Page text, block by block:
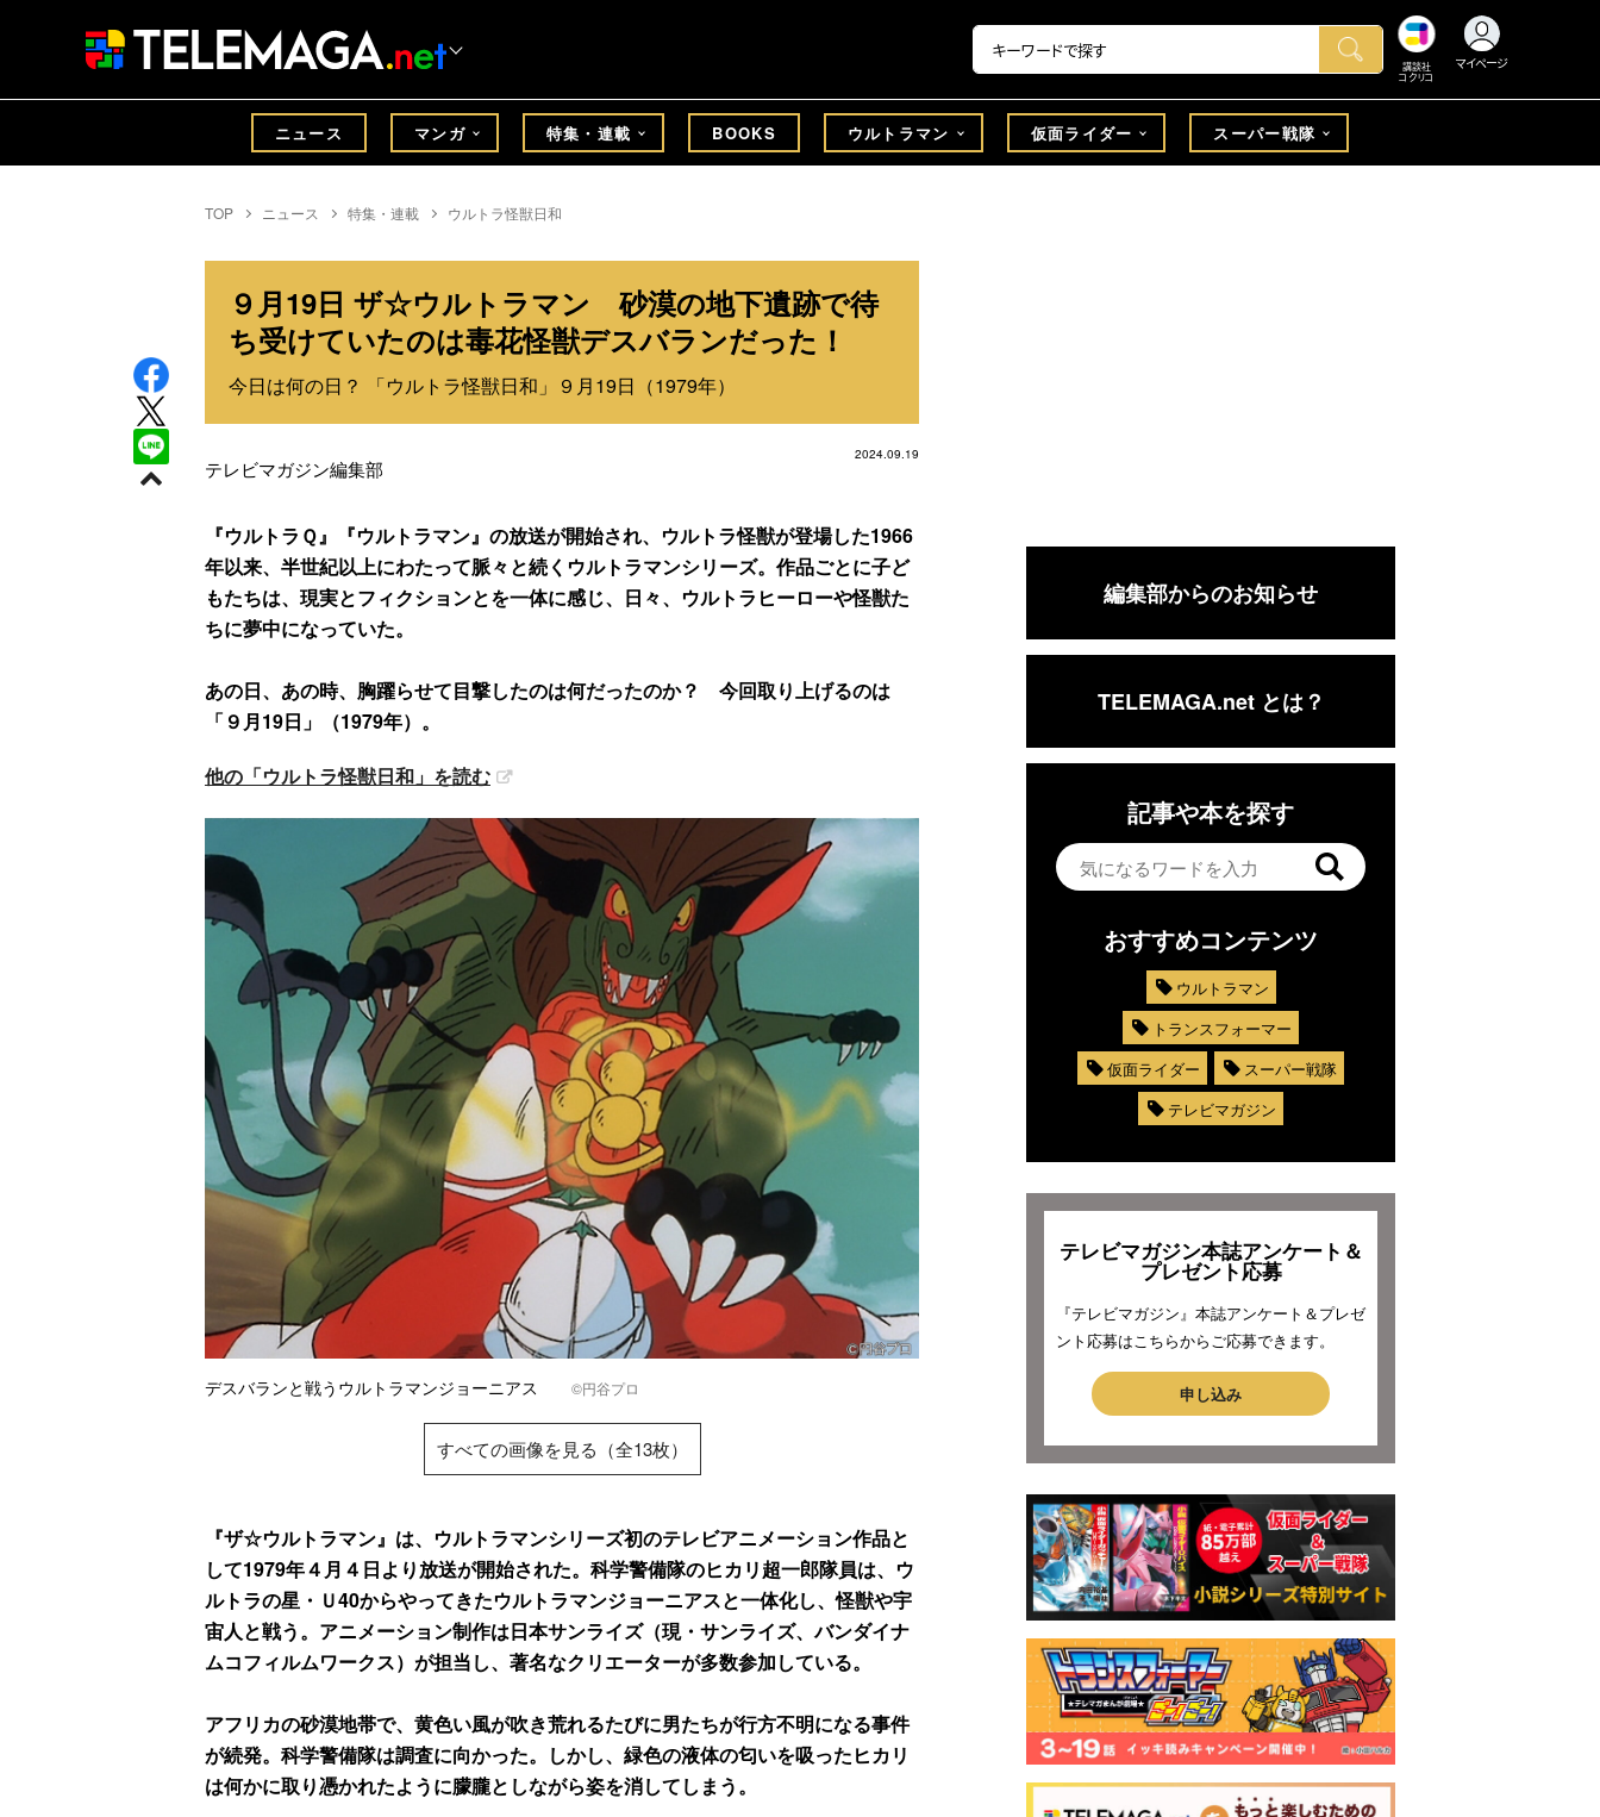
講談社
コクリコ
マイページ
ニュース マンガ 特集・連載 BOOKS ウルトラマン 仮面ライダー スーパー戦隊
TOP ニュース 特集・連載 ウルトラ怪獣日和
９月19日 ザ☆ウルトラマン 砂漠の地下遺跡で待
ち受けていたのは毒花怪獣デスバランだった！
今日は何の日？ 「ウルトラ怪獣日和」９月19日（1979年）
2024.09.19
テレビマガジン編集部
『ウルトラＱ』『ウルトラマン』の放送が開始され、ウルトラ怪獣が登場した1966
年以来、半世紀以上にわたって脈々と続くウルトラマンシリーズ。作品ごとに子ど
もたちは、現実とフィクションとを一体に感じ、日々、ウルトラヒーローや怪獣た
ちに夢中になっていた。
あの日、あの時、胸躍らせて目撃したのは何だったのか？ 今回取り上げるのは
「９月19日」（1979年）。
他の「ウルトラ怪獣日和」を読む
デスバランと戦うウルトラマンジョーニアス ©円谷プロ
すべての画像を見る（全13枚）
『ザ☆ウルトラマン』は、ウルトラマンシリーズ初のテレビアニメーション作品と
して1979年４月４日より放送が開始された。科学警備隊のヒカリ超一郎隊員は、ウ
ルトラの星・Ｕ40からやってきたウルトラマンジョーニアスと一体化し、怪獣や宇
宙人と戦う。アニメーション制作は日本サンライズ（現・サンライズ、バンダイナ
ムコフィルムワークス）が担当し、著名なクリエーターが多数参加している。
アフリカの砂漠地帯で、黄色い風が吹き荒れるたびに男たちが行方不明になる事件
が続発。科学警備隊は調査に向かった。しかし、緑色の液体の匂いを吸ったヒカリ
は何かに取り憑かれたように朦朧としながら姿を消してしまう。
編集部からのお知らせ
TELEMAGA.net とは？
記事や本を探す
おすすめコンテンツ
ウルトラマン
トランスフォーマー
仮面ライダー
スーパー戦隊
テレビマガジン
テレビマガジン本誌アンケート＆
プレゼント応募
『テレビマガジン』本誌アンケート＆プレゼ
ント応募はこちらからご応募できます。
申し込み